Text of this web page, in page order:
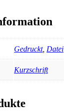
Gedruckt, Datei
Kurzschrift